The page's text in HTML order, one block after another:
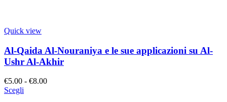
Quick view
Al-Qaida Al-Nouraniya e le sue applicazioni su Al-
Ushr Al-Akhir
€5.00 - €8.00
Scegli